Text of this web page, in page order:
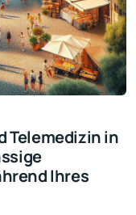
Telemedizin in
Ihres